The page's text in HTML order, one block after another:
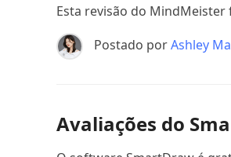
Esta revisão do
Postado porAshley
Avaliações do